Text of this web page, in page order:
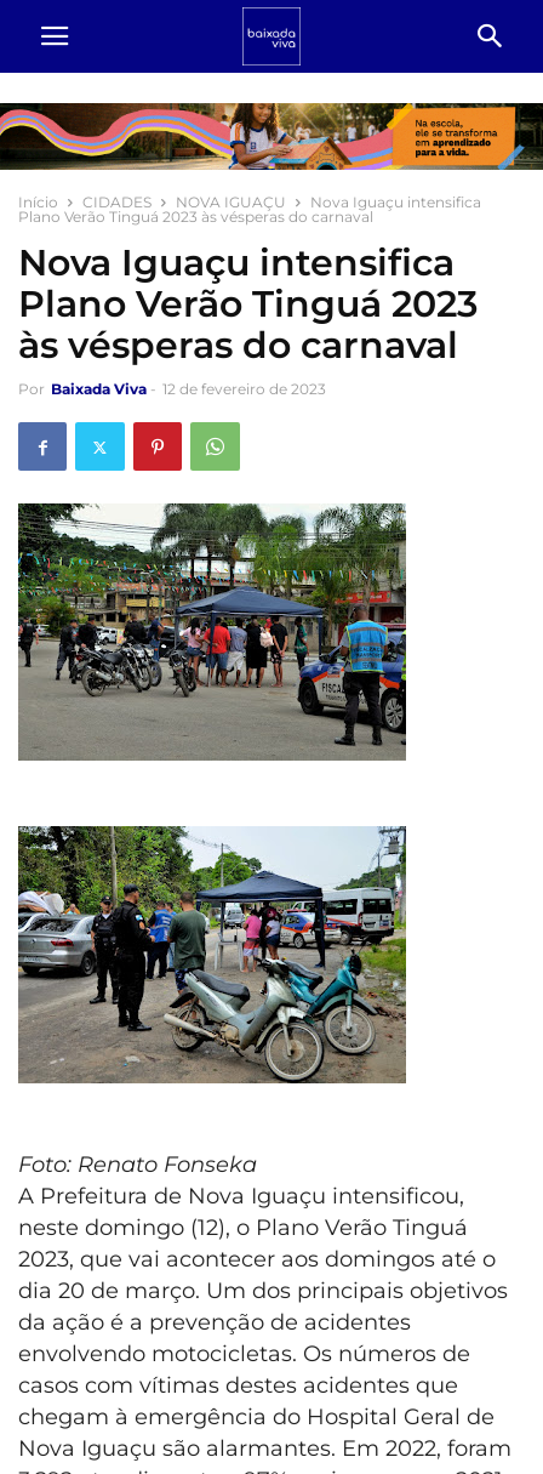
Início CIDADES NOVA IGUAÇU
Nova Iguaçu intensifica
Plano Verão Tinguá 2023 às vésperas do carnaval
Nova Iguaçu intensifica
Plano Verão Tinguá 2023
às vésperas do carnaval
Por Baixada Viva - 12 de fevereiro de 2023
Foto: Renato Fonseka
A Prefeitura de Nova Iguaçu intensificou,
neste domingo (12), o Plano Verão Tinguá
2023, que vai acontecer aos domingos até o
dia 20 de março. Um dos principais objetivos
da ação é a prevenção de acidentes
envolvendo motocicletas. Os números de
casos com vítimas destes acidentes que
chegam à emergência do Hospital Geral de
Nova Iguaçu são alarmantes. Em 2022, foram